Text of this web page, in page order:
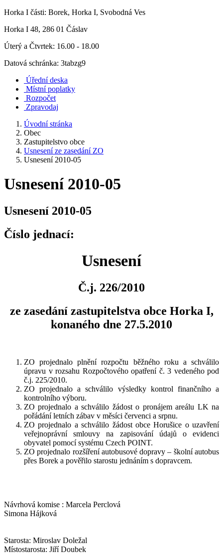
Horka I části: Borek, Horka I, Svobodná Ves
Horka I 48, 286 01 Čáslav
Úterý a Čtvrtek: 16.00 - 18.00
Datová schránka: 3tabzg9
Úřední deska
Místní poplatky
Rozpočet
Zpravodaj
Úvodní stránka
Obec
Zastupitelstvo obce
Usnesení ze zasedání ZO
Usnesení 2010-05
Usnesení 2010-05
Usnesení 2010-05
Číslo jednací:
Usnesení
Č.j. 226/2010
ze zasedání zastupitelstva obce Horka I,
konaného dne 27.5.2010
ZO projednalo plnění rozpočtu běžného roku a schválilo
úpravu v rozsahu Rozpočtového opatření č. 3 vedeného pod
č.j. 225/2010.
ZO projednalo a schválilo výsledky kontrol finančního a
kontrolního výboru.
ZO projednalo a schválilo žádost o pronájem areálu LK na
pořádání letních zábav v měsíci červenci a srpnu.
ZO projednalo a schválilo žádost obce Horušice o uzavření
veřejnoprávní smlouvy na zapisování údajů o evidenci
obyvatel pomocí systému Czech POINT.
ZO projednalo rozšíření autobusové dopravy – školní autobus
přes Borek a pověřilo starostu jednáním s dopravcem.
Návrhová komise : Marcela Perclová
Simona Hájková
Starosta: Miroslav Doležal
Místostarosta: Jiří Doubek